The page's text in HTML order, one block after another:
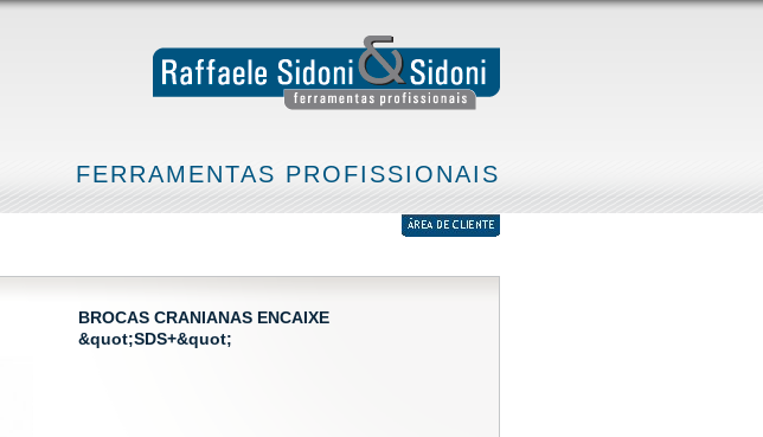
FERRAMENTAS PROFISSIONAIS
BROCAS CRANIANAS ENCAIXE
&quot;SDS+&quot;